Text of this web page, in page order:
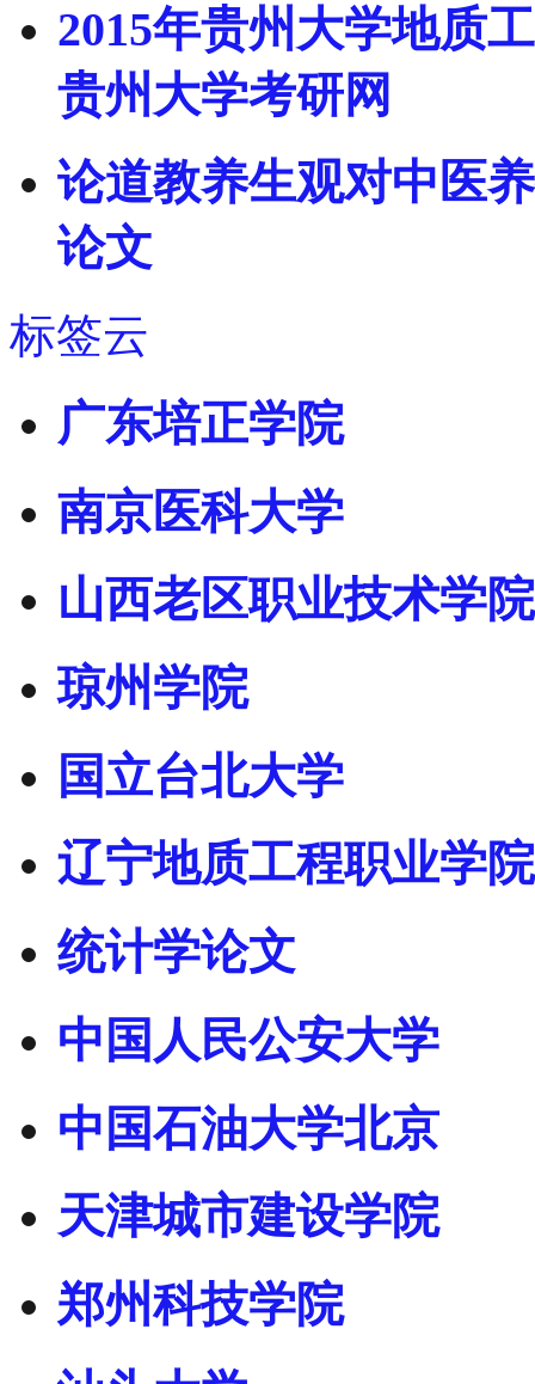
2015年贵州大学地质
贵州大学考研网
论道教养生观对中医
论文
标签云
广东培正学院
南京医科大学
山西老区职业技术学院
琼州学院
国立台北大学
辽宁地质工程职业学院
统计学论文
中国人民公安大学
中国石油大学北京
天津城市建设学院
郑州科技学院